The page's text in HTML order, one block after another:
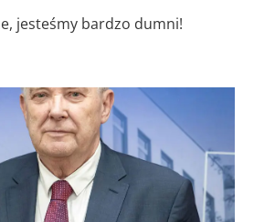
jesteśmy bardzo dumni!